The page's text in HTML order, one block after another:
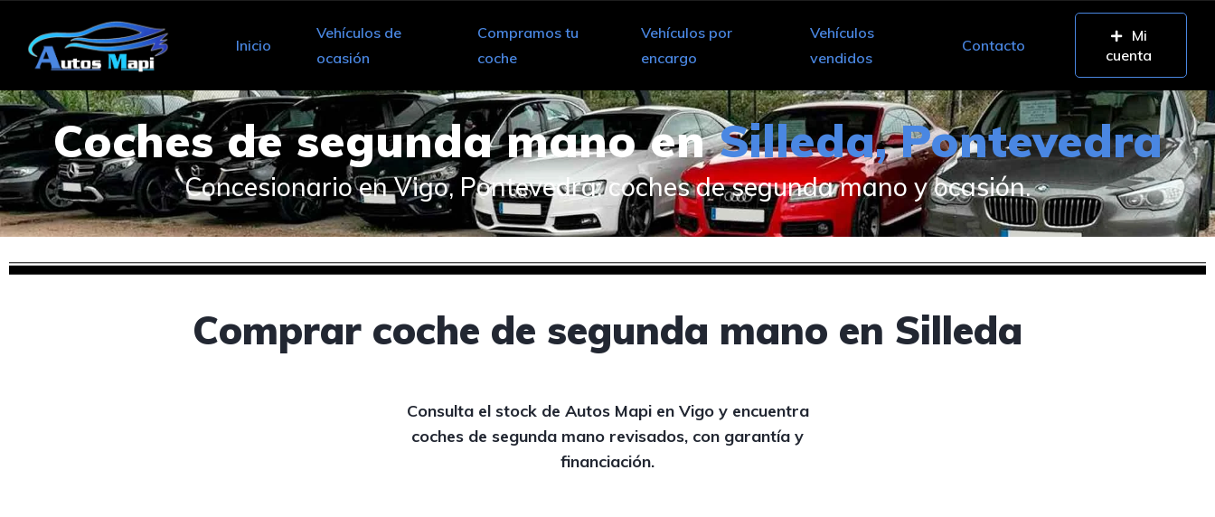
Inicio
Vehículos de
ocasión
Compramos tu
coche
Vehículos por
encargo
Vehículos
vendidos
Contacto
Mi
cuenta
Coches de segunda mano enSilleda, Pontevedra
Concesionario en Vigo, Pontevedra: coches de segunda mano y ocasión.
Comprar coche de segunda mano en Silleda
Consulta el stock de Autos Mapi en Vigo y encuentra
coches de segunda mano revisados, con garantía y
financiación.